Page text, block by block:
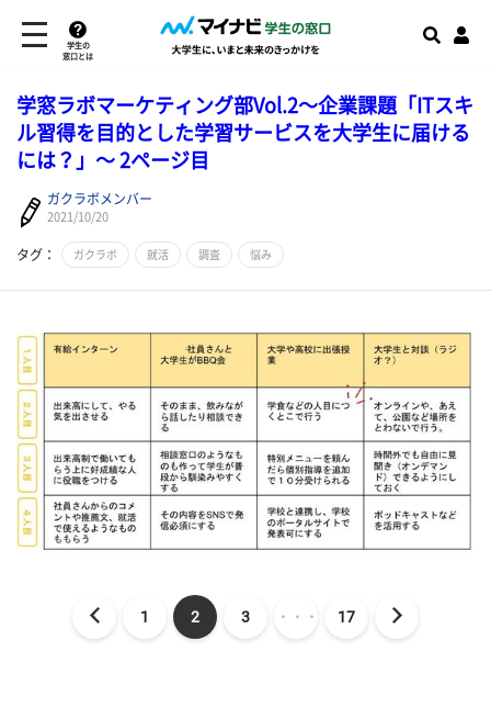
学生の
窓口とは
学窓ラボマーケティング部Vol.2～企業課題「ITスキ
ル習得を目的とした学習サービスを大学生に届ける
には？」～ 2ページ目
ガクラボメンバー
2021/10/20
タグ： ガクラボ 就活 調査 悩み
1 2 3 ・・・ 17